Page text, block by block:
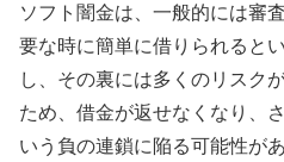
ソフト闇金は、一般的には審
要な時に簡単に借りられると
し、その裏には多くのリスク
ため、借金が返せなくなり、
いう負の連鎖に陥る可能性が